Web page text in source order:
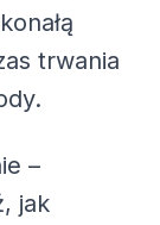
trwania
–
jak